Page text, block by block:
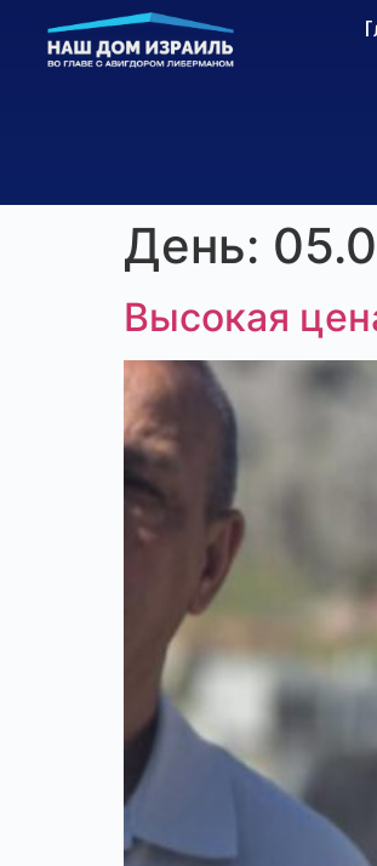
День:
Высокая